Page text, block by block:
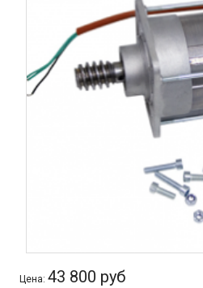
Цена:43 800 руб